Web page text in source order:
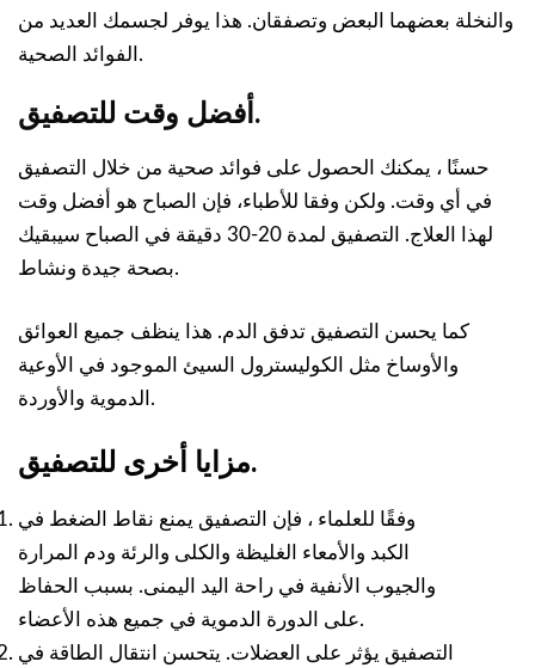
والنخلة بعضهما البعض وتصفقان. هذا يوفر لجسمك العديد من
الفوائد الصحية.
أفضل وقت للتصفيق.
حسنًا ، يمكنك الحصول على فوائد صحية من خلال التصفيق
في أي وقت. ولكن وفقا للأطباء، فإن الصباح هو أفضل وقت
لهذا العلاج. التصفيق لمدة 20-30 دقيقة في الصباح سيبقيك
بصحة جيدة ونشاط.
كما يحسن التصفيق تدفق الدم. هذا ينظف جميع العوائق
والأوساخ مثل الكوليسترول السيئ الموجود في الأوعية
الدموية والأوردة.
مزايا أخرى للتصفيق.
وفقًا للعلماء ، فإن التصفيق يمنع نقاط الضغط في
الكبد والأمعاء الغليظة والكلى والرئة ودم المرارة
والجيوب الأنفية في راحة اليد اليمنى. بسبب الحفاظ
على الدورة الدموية في جميع هذه الأعضاء.
التصفيق يؤثر على العضلات. يتحسن انتقال الطاقة في